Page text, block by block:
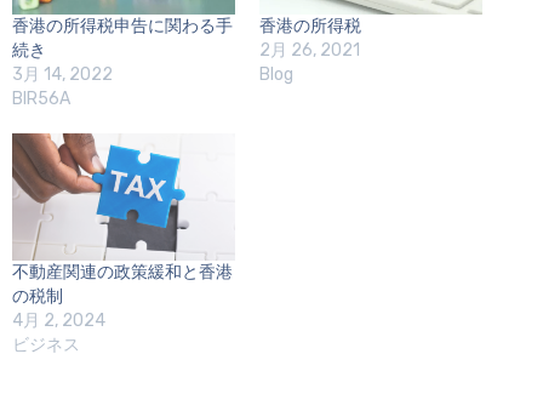
香港の所得税申告に関わる手
続き
3月 14, 2022
BIR56A
香港の所得税
2月 26, 2021
Blog
不動産関連の政策緩和と香港
の税制
4月 2, 2024
ビジネス